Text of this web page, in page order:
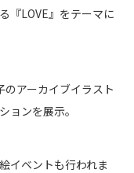
『LOVE』をテーマに
アーカイブイラスト
ョンを展示。
イベントも行われま